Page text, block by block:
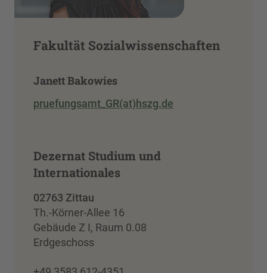
Fakultät Sozialwissenschaften
Janett Bakowies
pruefungsamt_GR(at)hszg.de
Dezernat Studium und
Internationales
02763 Zittau
Th.-Körner-Allee 16
Gebäude Z I, Raum 0.08
Erdgeschoss